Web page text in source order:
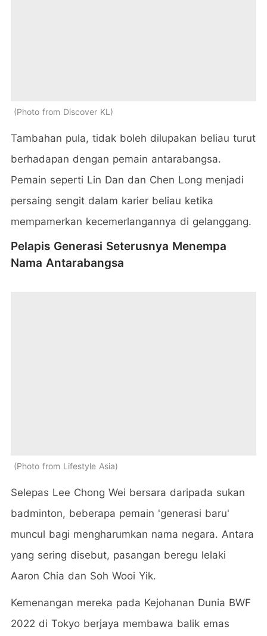
Photo from Discover KL
Tambahan pula, tidak boleh dilupakan beliau turut
berhadapan dengan pemain antarabangsa.
Pemain seperti Lin Dan dan Chen Long menjadi
persaing sengit dalam karier beliau ketika
mempamerkan kecemerlangannya di gelanggang.
Pelapis Generasi Seterusnya Menempa
Nama Antarabangsa
Photo from Lifestyle Asia
Selepas Lee Chong Wei bersara daripada sukan
badminton, beberapa pemain 'generasi baru'
muncul bagi mengharumkan nama negara. Antara
yang sering disebut, pasangan beregu lelaki
Aaron Chia dan Soh Wooi Yik.
Kemenangan mereka pada Kejohanan Dunia BWF
2022 di Tokyo berjaya membawa balik emas